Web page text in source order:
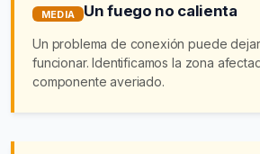
MEDIA Un fuego no calienta
Un problema de conexión puede
funcionar. Identificamos la zona
componente averiado.